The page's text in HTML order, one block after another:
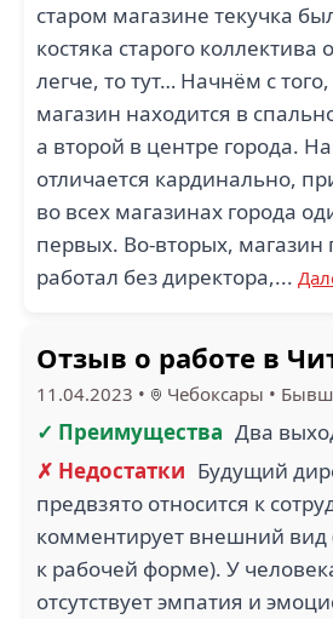
старом магазине текучка
костяка старого
легче, то тут… Начнём с
магазин находится в
а второй в центре города.
отличается кардинально,
во всех магазинах города
первых. Во-вторых, магазин
работал без директора,...
Отзыв о работе в
11.04.2023 • Чебоксары •
✓ Преимущества Два
✗ Недостатки Будущий
предвзято относится к
комментирует внешний вид
к рабочей форме). У
отсутствует эмпатия и